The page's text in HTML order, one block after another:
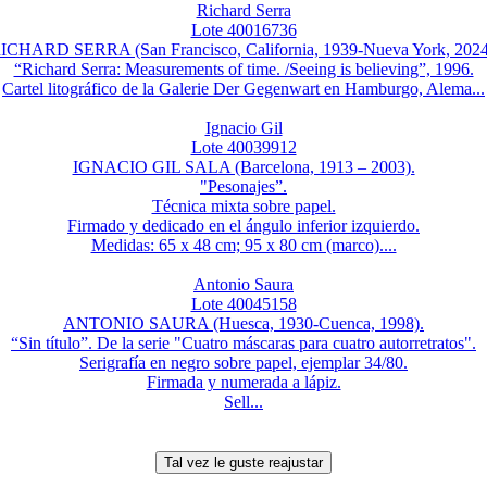
Richard Serra
Lote 40016736
SERRA (San Francisco, California, 1939-Nueva York,
“Richard Serra: Measurements of time. /Seeing is believing”, 1996.
Cartel litográfico de la Galerie Der Gegenwart en Hamburgo, Alema...
Ignacio Gil
Lote 40039912
IGNACIO GIL SALA (Barcelona, 1913 – 2003).
"Pesonajes”.
Técnica mixta sobre papel.
Firmado y dedicado en el ángulo inferior izquierdo.
Medidas: 65 x 48 cm; 95 x 80 cm (marco)....
Antonio Saura
Lote 40045158
ANTONIO SAURA (Huesca, 1930-Cuenca, 1998).
“Sin título”. De la serie "Cuatro máscaras para cuatro autorretratos".
Serigrafía en negro sobre papel, ejemplar 34/80.
Firmada y numerada a lápiz.
Sell...